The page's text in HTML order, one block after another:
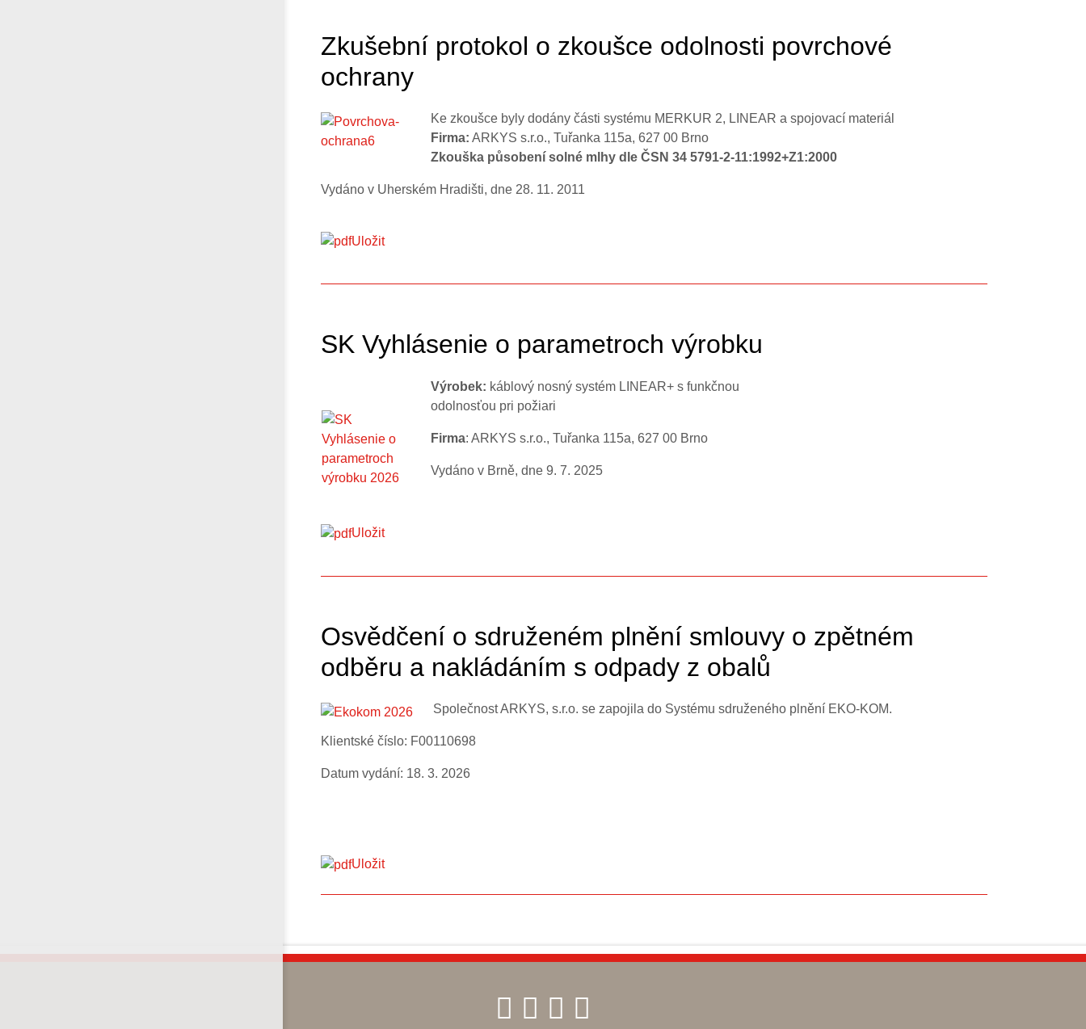
Zkušební protokol o zkoušce odolnosti povrchové
ochrany
Ke zkoušce byly dodány části systému MERKUR 2, LINEAR a spojovací materiál
Firma: ARKYS s.r.o., Tuřanka 115a, 627 00 Brno
Zkouška působení solné mlhy dle ČSN 34 5791-2-11:1992+Z1:2000
Vydáno v Uherském Hradišti, dne 28. 11. 2011
Uložit
SK Vyhlásenie o parametroch výrobku
Výrobek: káblový nosný systém LINEAR+ s funkčnou
odolnosťou pri požiari
Firma: ARKYS s.r.o., Tuřanka 115a, 627 00 Brno
Vydáno v Brně, dne 9. 7. 2025
Uložit
Osvědčení o sdruženém plnění smlouvy o zpětném
odběru a nakládáním s odpady z obalů
Společnost ARKYS, s.r.o. se zapojila do Systému sdruženého plnění EKO-KOM.
Klientské číslo: F00110698
Datum vydání: 18. 3. 2026
Uložit